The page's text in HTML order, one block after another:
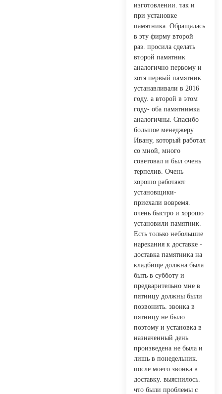
изготовлении. так и
при установке
памятника. Обращалась
в эту фирму второй
раз. просила сделать
второй памятник
аналогично первому и
хотя первый памятник
устанавливали в 2016
году. а второй в этом
году- оба памятнимка
аналогичны. Спасибо
большое менеджеру
Ивану, который работал
со мной, много
советовал и был очень
терпелив. Очень
хорошо работают
установщики-
приехали вовремя.
очень быстро и хорошо
установили памятник.
Есть только небольшие
нарекания к доставке -
доставка памятника на
кладбище должна была
быть в субботу и
предварительно мне в
пятницу должны были
позвонить. звонка в
пятницу не было.
поэтому и установка в
назначенный день
произведена не была и
лишь в понедельник.
после моего звонка в
доставку. выяснилось.
что были проблемы с